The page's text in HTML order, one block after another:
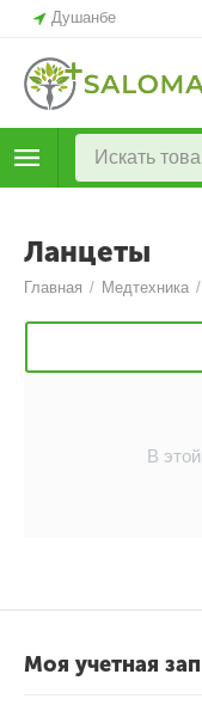
Душанбе
Ланцеты
Главная / Медтехника /
В
Моя учетная